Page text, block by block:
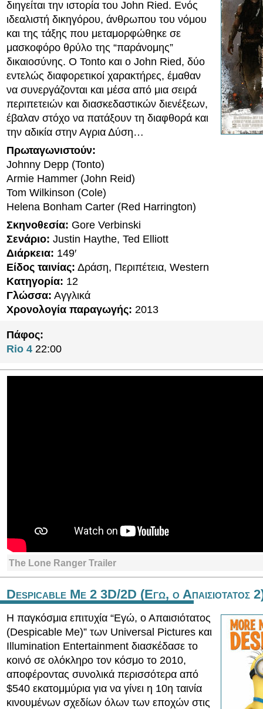
διηγείται την ιστορία του John Ried. Ενός
ιδεαλιστή δικηγόρου, άνθρωπου του νόμου
και της τάξης που μεταμορφώθηκε σε
μασκοφόρο θρύλο της “παράνομης”
δικαιοσύνης. Ο Tonto και ο John Ried, δύο
εντελώς διαφορετικοί χαρακτήρες, έμαθαν
να συνεργάζονται και μέσα από μια σειρά
περιπετειών και διασκεδαστικών διενέξεων,
έβαλαν στόχο να πατάξουν τη διαφθορά και
την αδικία στην Αγρια Δύση…
Πρωταγωνιστούν:
Johnny Depp (Tonto)
Armie Hammer (John Reid)
Tom Wilkinson (Cole)
Helena Bonham Carter (Red Harrington)
Σκηνοθεσία: Gore Verbinski
Σενάριο: Justin Haythe, Ted Elliott
Διάρκεια: 149′
Είδος ταινίας: Δράση, Περιπέτεια, Western
Κατηγορία: 12
Γλώσσα: Αγγλικά
Χρονολογία παραγωγής: 2013
Πάφος:
Rio 4 22:00
The Lone Ranger Trailer
Despicable Me 2 3D/2D (Εγω, ο Απαισιοτατος
Η παγκόσμια επιτυχία “Εγώ, ο Απαισιότατος
(Despicable Me)” των Universal Pictures και
Illumination Entertainment διασκέδασε το
κοινό σε ολόκληρο τον κόσμο το 2010,
αποφέροντας συνολικά περισσότερα από
$540 εκατομμύρια για να γίνει η 10η ταινία
κινουμένων σχεδίων όλων των εποχών στις